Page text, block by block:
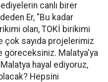
canlı birer
Er, "Bu kadar
olan, TOKİ birikimi
çok sayıda projelerimiz
göreceksiniz. Malatya'ya
hayal ediyoruz,
Hepsini